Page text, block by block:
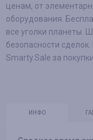
ценам, от
оборудования.
все уголки планеты.
безопасности
Smarty.Sale за
ИНФО